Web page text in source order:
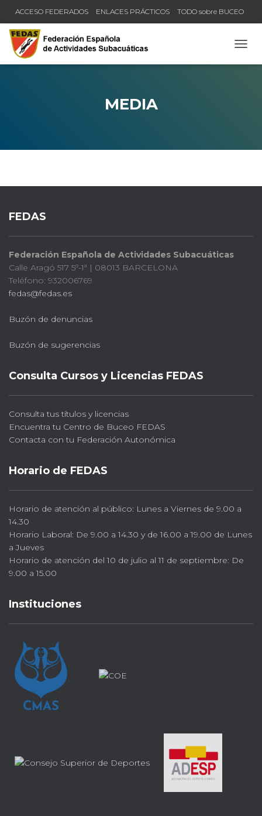
ACCESO FEDERADOS ENLACES PRÁCTICOS TODO sobre BUCEO
COMPRUEBA TU TÍTULO Y LICENCIA
MEDIA
FEDAS
Federación Española de Actividades Subacuáticas
Calle Aragó 517 5º-1ª | 08013 BARCELONA
Teléfono: 932006769
fedas@fedas.es
Buzón de denuncias
Buzón de sugerencias
Consulta Cursos y Licencias FEDAS
Consulta tus títulos y licencias
Encuentra tu Centro de Buceo FEDAS
Contacta con tu Federación Autonómica
Horario de FEDAS
Horario de atención al público: Lunes a Viernes de 9.00 a
14.30
Horario Laboral: De 9.00 a 14.30 y de 16.00 a 19.00 de Lunes
a Jueves
Horario de atención del 10 de julio al 11 de septiembre: De
9.00 a 15.00
Instituciones